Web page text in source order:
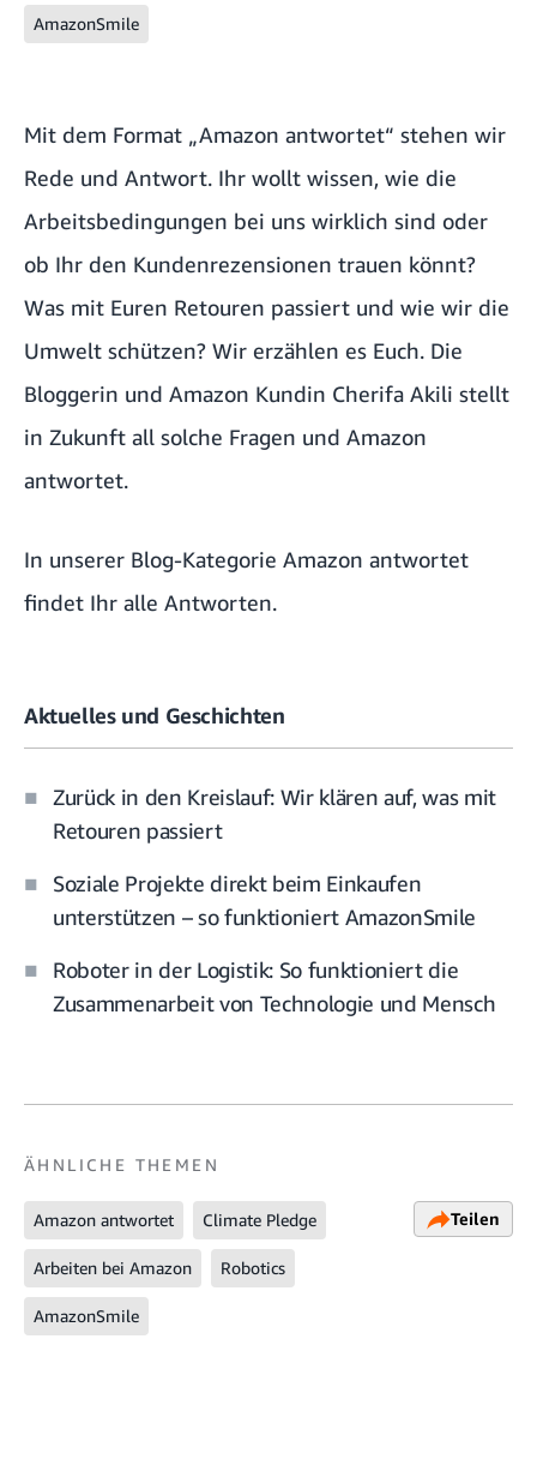
AmazonSmile
Mit dem Format „Amazon antwortet“ stehen wir
Rede und Antwort. Ihr wollt wissen, wie die
Arbeitsbedingungen bei uns wirklich sind oder
ob Ihr den Kundenrezensionen trauen könnt?
Was mit Euren Retouren passiert und wie wir die
Umwelt schützen? Wir erzählen es Euch. Die
Bloggerin und Amazon Kundin Cherifa Akili stellt
in Zukunft all solche Fragen und Amazon
antwortet.
In unserer Blog-Kategorie Amazon antwortet
findet Ihr alle Antworten.
Aktuelles und Geschichten
Zurück in den Kreislauf: Wir klären auf, was mit
Retouren passiert
Soziale Projekte direkt beim Einkaufen
unterstützen – so funktioniert AmazonSmile
Roboter in der Logistik: So funktioniert die
Zusammenarbeit von Technologie und Mensch
ÄHNLICHE THEMEN
Amazon antwortet Climate Pledge
Arbeiten bei Amazon Robotics
AmazonSmile
Teilen